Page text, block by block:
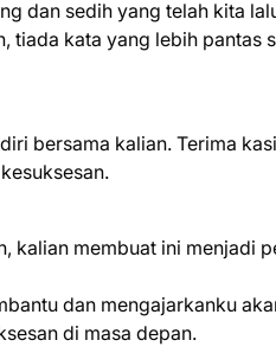
dan sedih yang telah kita
kata yang lebih pantas
bersama kalian. Terima
kalian membuat ini menjadi
dan mengajarkanku
di masa depan.